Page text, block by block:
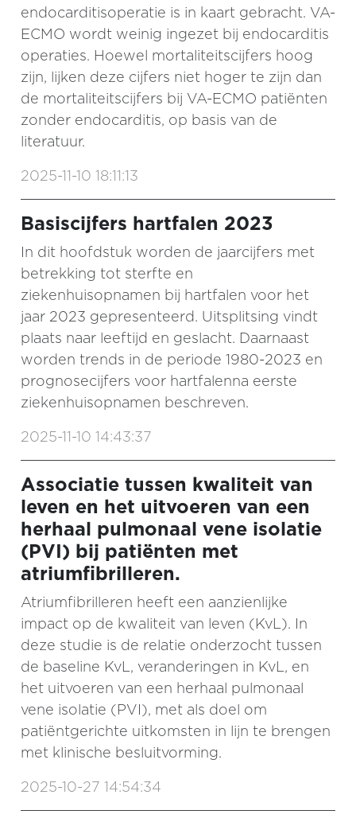
endocarditisoperatie is in kaart gebracht. VA-
ECMO wordt weinig ingezet bij endocarditis
operaties. Hoewel mortaliteitscijfers hoog
zijn, lijken deze cijfers niet hoger te zijn dan
de mortaliteitscijfers bij VA-ECMO patiënten
zonder endocarditis, op basis van de
literatuur.
2025-11-10 18:11:13
Basiscijfers hartfalen 2023
In dit hoofdstuk worden de jaarcijfers met
betrekking tot sterfte en
ziekenhuisopnamen bij hartfalen voor het
jaar 2023 gepresenteerd. Uitsplitsing vindt
plaats naar leeftijd en geslacht. Daarnaast
worden trends in de periode 1980-2023 en
prognosecijfers voor hartfalenna eerste
ziekenhuisopnamen beschreven.
2025-11-10 14:43:37
Associatie tussen kwaliteit van
leven en het uitvoeren van een
herhaal pulmonaal vene isolatie
(PVI) bij patiënten met
atriumfibrilleren.
Atriumfibrilleren heeft een aanzienlijke
impact op de kwaliteit van leven (KvL). In
deze studie is de relatie onderzocht tussen
de baseline KvL, veranderingen in KvL, en
het uitvoeren van een herhaal pulmonaal
vene isolatie (PVI), met als doel om
patiëntgerichte uitkomsten in lijn te brengen
met klinische besluitvorming.
2025-10-27 14:54:34